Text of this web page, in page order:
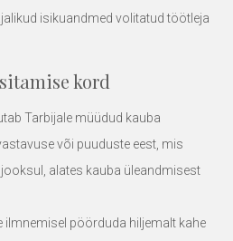
isikuandmed volitatud töötleja
kord
Tarbijale müüdud kauba
või puuduste eest, mis
alates kauba üleandmisest
ilmnemisel pöörduda hiljemalt kahe